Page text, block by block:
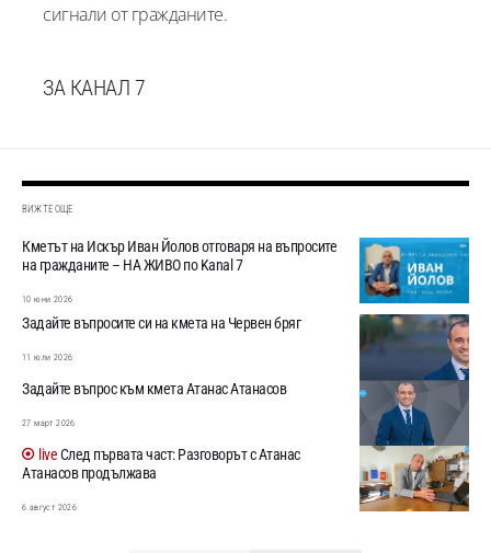
сигнали от гражданите.
ЗА КАНАЛ 7
ВИЖТЕ ОЩЕ
Кметът на Искър Иван Йолов отговаря на въпросите
на гражданите – НА ЖИВО по Kanal 7
10 юни 2026
Задайте въпросите си на кмета на Червен бряг
11 юли 2026
Задайте въпрос към кмета Атанас Атанасов
27 март 2026
След първата част: Разговорът с Атанас
Атанасов продължава
6 август 2026